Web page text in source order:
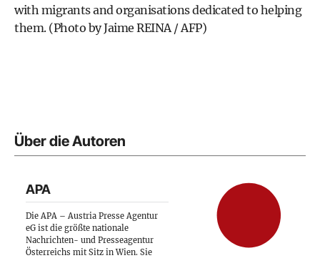
with migrants and organisations dedicated to helping
them. (Photo by Jaime REINA / AFP)
Über die Autoren
APA
Die APA – Austria Presse Agentur
eG ist die größte nationale
Nachrichten- und Presseagentur
Österreichs mit Sitz in Wien. Sie